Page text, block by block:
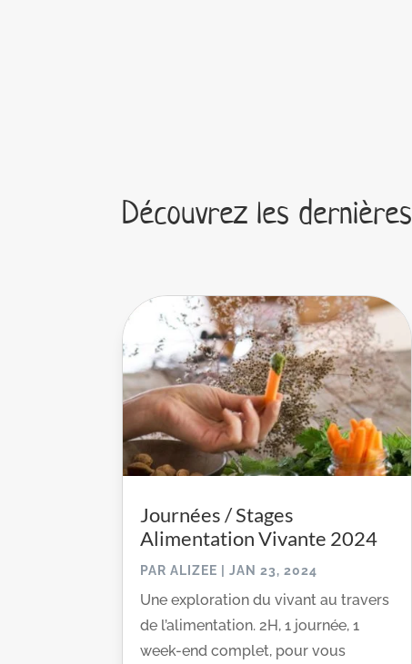
Découvrez les dernières
Journées / Stages
Alimentation Vivante 2024
PARALIZEE |JAN 23, 2024
Une exploration du vivant au travers
de l’alimentation. 2H, 1 journée, 1
week-end complet, pour vous